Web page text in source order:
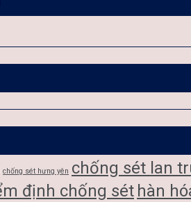
chống sét hưng yên chống sét lan
định chống sét hàn